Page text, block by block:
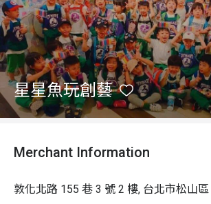
星星魚玩創藝
Merchant Information
敦化北路 155 巷 3 號 2 樓, 台北市松山區